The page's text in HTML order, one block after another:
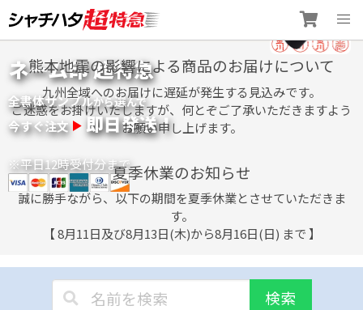
to
content
ネーム印 超特急
全書体サンプルから選んで
今すぐ注文 即日発送！
※平日12時受付分まで
熊本地震の影響による商品のお届けについて
九州全域へのお届けに遅延が発生する見込みです。
ご迷惑をお掛けいたしますが、何とぞご了承いただきますよう
お願い申し上げます。
夏季休業のお知らせ
誠に勝手ながら、以下の期間を夏季休業とさせていただきま
す。
【 8月11日及び8月13日(木)から8月16日(日) まで 】
検索